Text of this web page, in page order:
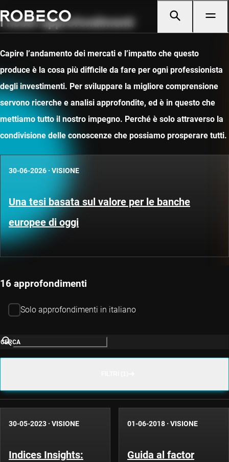
I nostri approfondimenti
Capire l’andamento dei mercati e l’impatto che questo
produce è la cosa più difficile da fare per ogni professionista
degli investimenti. Per sviluppare la migliore comprensione
servono ricerche e analisi approfondite, ed è in questo che
mettiamo tutto il nostro impegno. Perché è solo attraverso la
condivisione delle conoscenze che possiamo prosperare tutti.
30-06-2026 · VISIONE
Una tesi basata sul valore per le banche
europee di oggi
16 approfondimenti
Solo approfondimenti in italiano
CERCA
30-05-2023 · VISIONE
Indices Insights:
01-06-2018 · VISIONE
Guida al factor